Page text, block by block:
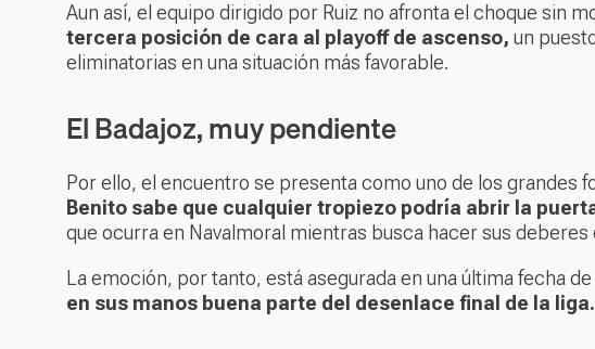
Aun así, el equipo dirigido por Ruiz no afronta el choque sin
tercera posición de cara al playoff de ascenso, un
eliminatorias en una situación más favorable.
El Badajoz, muy pendiente
Por ello, el encuentro se presenta como uno de los grandes
Benito sabe que cualquier tropiezo podría abrir la
que ocurra en Navalmoral mientras busca hacer sus
La emoción, por tanto, está asegurada en una última fecha
en sus manos buena parte del desenlace final de la liga.